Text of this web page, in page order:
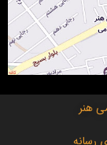
هنر
رسانه